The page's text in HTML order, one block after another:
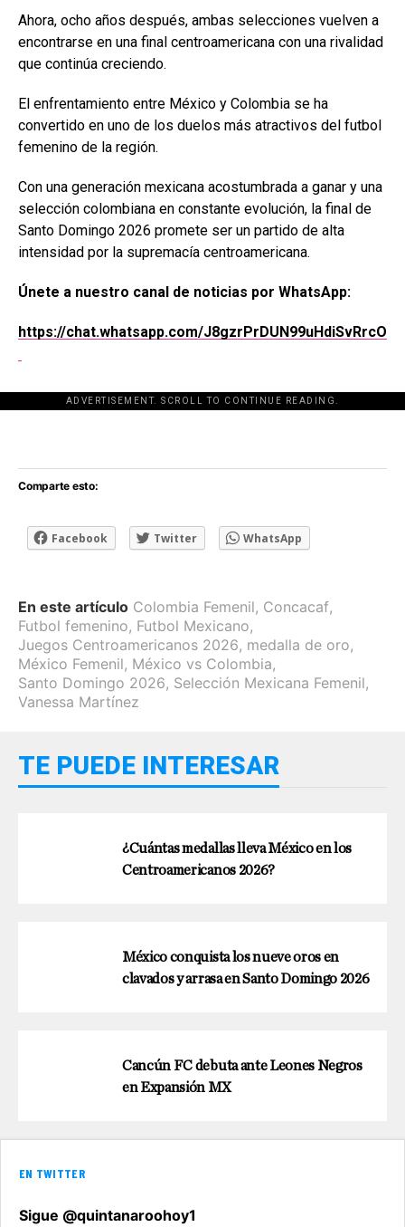
Ahora, ocho años después, ambas selecciones vuelven a
encontrarse en una final centroamericana con una rivalidad
que continúa creciendo.
El enfrentamiento entre México y Colombia se ha
convertido en uno de los duelos más atractivos del futbol
femenino de la región.
Con una generación mexicana acostumbrada a ganar y una
selección colombiana en constante evolución, la final de
Santo Domingo 2026 promete ser un partido de alta
intensidad por la supremacía centroamericana.
Únete a nuestro canal de noticias por WhatsApp:
https://chat.whatsapp.com/J8gzrPrDUN99uHdiSvRrcO
ADVERTISEMENT. SCROLL TO CONTINUE READING.
[adsforwp id="243463"]
Comparte esto:
Facebook Twitter WhatsApp
En este artículo Colombia Femenil, Concacaf,
Futbol femenino, Futbol Mexicano,
Juegos Centroamericanos 2026, medalla de oro,
México Femenil, México vs Colombia,
Santo Domingo 2026, Selección Mexicana Femenil,
Vanessa Martínez
TE PUEDE INTERESAR
¿Cuántas medallas lleva México en los
Centroamericanos 2026?
México conquista los nueve oros en
clavados y arrasa en Santo Domingo 2026
Cancún FC debuta ante Leones Negros
en Expansión MX
EN TWITTER
Sigue @quintanaroohoy1